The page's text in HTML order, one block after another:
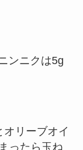
ンニクは5g
リーブオイ
ったら玉ね